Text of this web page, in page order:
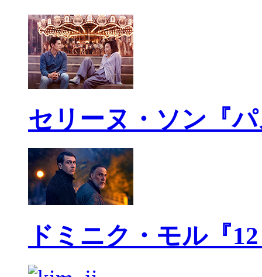
セリーヌ・ソン『
ドミニク・モル『